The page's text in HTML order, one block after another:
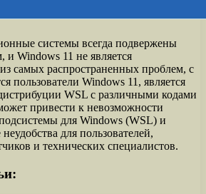
системы всегда подвержены
Windows 11 не является
самых распространенных проблем, с
пользователи Windows 11, является
WSL с различными кодами
привести к невозможности
для Windows (WSL) и
для пользователей,
и технических специалистов.